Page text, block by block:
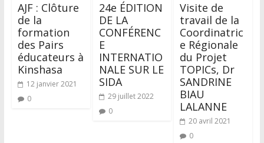
AJF : Clôture
de la
formation
des Pairs
éducateurs à
Kinshasa
12 janvier 2021
0
24e ÉDITION
DE LA
CONFÉRENC
E
INTERNATIO
NALE SUR LE
SIDA
29 juillet 2022
0
Visite de
travail de la
Coordinatric
e Régionale
du Projet
TOPICs, Dr
SANDRINE
BIAU
LALANNE
20 avril 2021
0